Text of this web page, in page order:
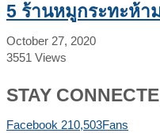
5 ร้านหมูกระทะห้า
October 27, 2020
3551 Views
STAY
Facebook 210,503Fans